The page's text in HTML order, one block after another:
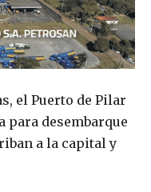
el Puerto de Pilar
para desembarque
a la capital y